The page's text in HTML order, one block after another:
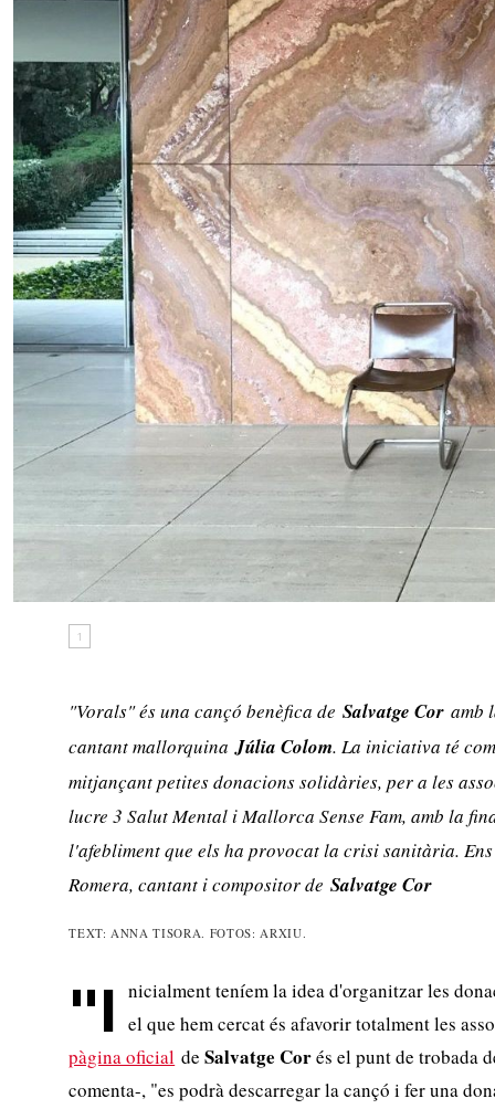
1
"Vorals" és una cançó benèfica deSalvatge Cor amb
cantant mallorquinaJúlia Colom. La iniciativa té
mitjançant petites donacions solidàries, per a les
lucre 3 Salut Mental i Mallorca Sense Fam, amb la
l'afebliment que els ha provocat la crisi sanitària.
Romera, cantant i compositor de Salvatge Cor
TEXT: ANNA TISORA. FOTOS: ARXIU.
"I nicialment teníem la idea d'organitzar les
el que hem cercat és afavorir totalment les
pàgina oficial deSalvatge Corés el punt de trobada
comenta-, "es podrà descarregar la cançó i fer una